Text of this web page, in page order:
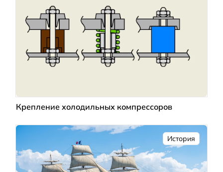
Крепление холодильных компрессоров
История